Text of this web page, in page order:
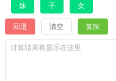
妹 子 女
回退 清空 复制